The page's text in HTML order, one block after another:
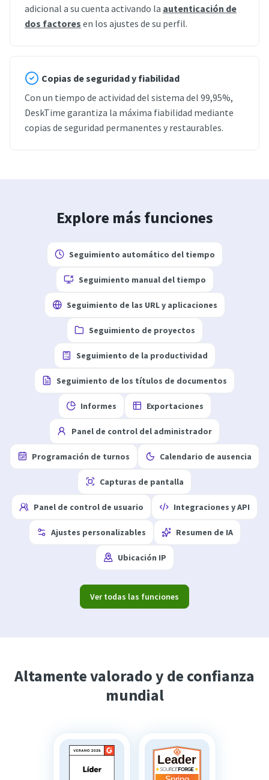
adicional a su cuenta activando la autenticación de
dos factores en los ajustes de su perfil.
Copias de seguridad y fiabilidad
Con un tiempo de actividad del sistema del 99,95%,
DeskTime garantiza la máxima fiabilidad mediante
copias de seguridad permanentes y restaurables.
Explore más funciones
Seguimiento automático del tiempo
Seguimiento manual del tiempo
Seguimiento de las URL y aplicaciones
Seguimiento de proyectos
Seguimiento de la productividad
Seguimiento de los títulos de documentos
Informes Exportaciones
Panel de control del administrador
Programación de turnos Calendario de ausencia
Capturas de pantalla
Panel de control de usuario Integraciones y API
Ajustes personalizables Resumen de IA
Ubicación IP
Ver todas las funciones
Altamente valorado y de confianza
mundial